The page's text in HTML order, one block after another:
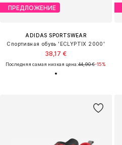
ПРЕДЛОЖЕНИЕ
ADIDAS SPORTSWEAR
Спортивная обувь 'ECLYPTIX 2000'
38,17 €
Последняя самая низкая цена:44,90 €-15%